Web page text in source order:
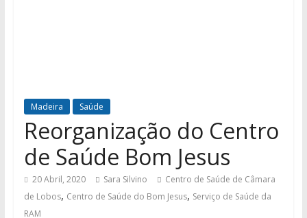
Madeira Saúde
Reorganização do Centro
de Saúde Bom Jesus
20 Abril, 2020 Sara Silvino
Centro de Saúde de Câmara
de Lobos, Centro de Saúde do Bom Jesus, Serviço de Saúde da
RAM